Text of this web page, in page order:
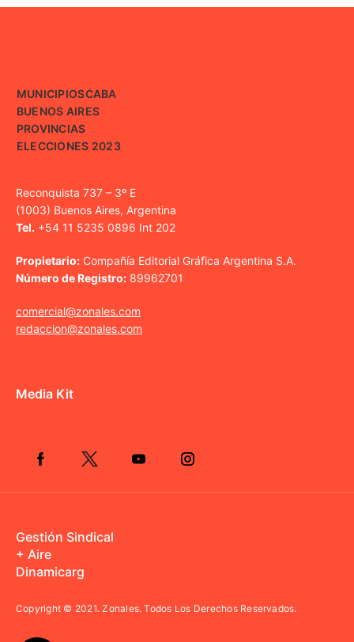
MUNICIPIOSCABA
BUENOS AIRES
PROVINCIAS
ELECCIONES 2023
Reconquista 737 – 3º E
(1003) Buenos Aires, Argentina
Tel. +54 11 5235 0896 Int 202
Propietario: Compañía Editorial Gráfica Argentina S.A.
Número de Registro: 89962701
comercial@zonales.com
redaccion@zonales.com
Media Kit
Gestión Sindical
+ Aire
Dinamicarg
Copyright © 2021.Zonales. Todos Los Derechos Reservados.